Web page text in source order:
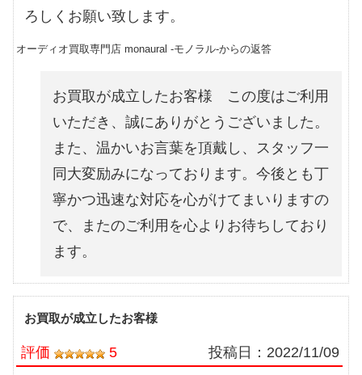
ろしくお願い致します。
オーディオ買取専門店 monaural -モノラル-からの返答
お買取が成立したお客様 この度はご利用
いただき、誠にありがとうございました。
また、温かいお言葉を頂戴し、スタッフ一
同大変励みになっております。今後とも丁
寧かつ迅速な対応を心がけてまいりますの
で、またのご利用を心よりお待ちしており
ます。
お買取が成立したお客様
評価 5 投稿日： 2022/11/09